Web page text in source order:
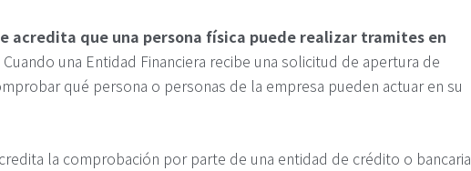
acredita que una persona física puede realizar tramites en
Cuando una Entidad Financiera recibe una solicitud de apertura de
qué persona o personas de la empresa pueden actuar en su
la comprobación por parte de una entidad de crédito o bancaria